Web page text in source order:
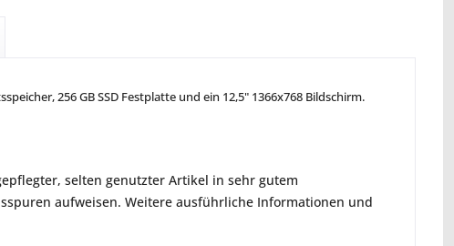
256 GB SSD Festplatte und ein 12,5" 1366x768 Bildschirm.
selten genutzter Artikel in sehr gutem
aufweisen. Weitere ausführliche Informationen und